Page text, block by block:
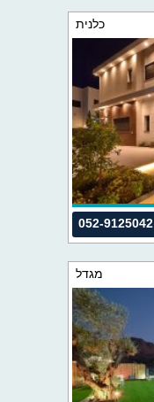
כלנית
052-9125042
מגדל